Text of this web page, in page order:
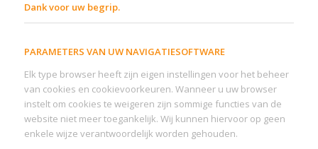
Dank voor uw begrip.
PARAMETERS VAN UW NAVIGATIESOFTWARE
Elk type browser heeft zijn eigen instellingen voor het beheer
van cookies en cookievoorkeuren. Wanneer u uw browser
instelt om cookies te weigeren zijn sommige functies van de
website niet meer toegankelijk. Wij kunnen hiervoor op geen
enkele wijze verantwoordelijk worden gehouden.